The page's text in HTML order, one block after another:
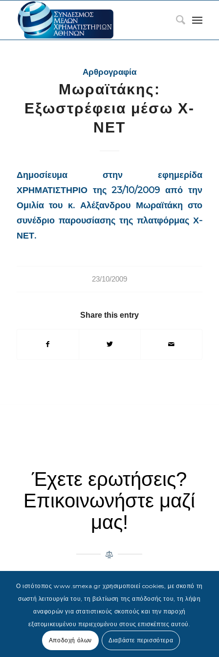
Αρθρογραφία
Μωραϊτάκης:
Εξωστρέφεια μέσω X-
NET
Δημοσίευμα στην εφημερίδα
ΧΡΗΜΑΤΙΣΤΗΡΙΟ της 23/10/2009 από την
Ομιλία του κ. Αλέξανδρου Μωραϊτάκη στο
συνέδριο παρουσίασης της πλατφόρμας Χ-
ΝΕΤ.
23/10/2009
Share this entry
Έχετε ερωτήσεις?
Επικοινωνήστε μαζί
μας!
© 2023 Powered & Designed by JAMP Web Solutions
Ο ιστότοπος www.smexa.gr χρησιμοποιεί cookies, με σκοπό τη
σωστή λειτουργία του, τη βελτίωση της απόδοσής του, τη λήψη
αναφορών για στατιστικούς σκοπούς και την παροχή
εξατομικευμένου περιεχομένου στους επισκέπτες αυτού.
Αποδοχή όλων Διαβάστε περισσότερα